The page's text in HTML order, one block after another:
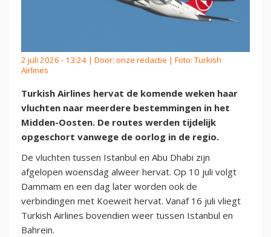
2 juli 2026 - 13:24 | Door: onze redactie | Foto: Turkish
Airlines
Turkish Airlines hervat de komende weken haar
vluchten naar meerdere bestemmingen in het
Midden-Oosten. De routes werden tijdelijk
opgeschort vanwege de oorlog in de regio.
De vluchten tussen Istanbul en Abu Dhabi zijn
afgelopen woensdag alweer hervat. Op 10 juli volgt
Dammam en een dag later worden ook de
verbindingen met Koeweit hervat. Vanaf 16 juli vliegt
Turkish Airlines bovendien weer tussen Istanbul en
Bahrein.